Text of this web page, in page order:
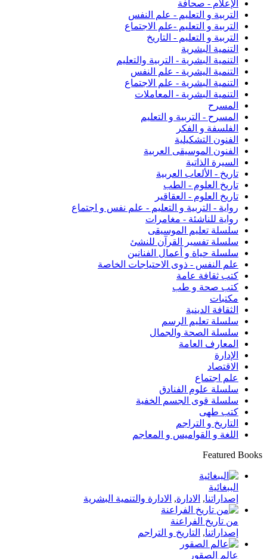
الإعلام - صحافة
التربية و التعليم - علم النفس
التربية و التعليم -علم الاجتماع
التربية و التعليم - التاريخ
التنمية البشرية
التنمية البشرية - التربية والتعليم
التنمية اليشرية - علم النفس
التنمية البشرية - علم الاجتماع
التنمية البشرية - المعاملات
المسرح
المسرح - التربية و التعليم
الفلسفة و الفكر
الفنون التشكيلية
الفنون الموسيقى العربية
السيرة الذاتية
تاريخ - الألعاب العربية
تاريخ العلوم - الطب
تاريخ العلوم - العقاقير
رواية - التربية و التعليم - علم نفس و اجتماع
رواية للناشئة - مغامرات
سلسلة تعليم الموسيقى
سلسلة تفسير القرآن للنشئ
سلسلة حياة و أعمال الفنانين
علم النفس - ذوى الاحتياجات الخاصة
كتب ثقافة عامة
كتب صحة و طب
مكتبات
الثقافة الدينية
سلسلة تعليم الرسم
سلسلة الصحة والجمال
المعارف العامة
الإدارة
الاقتصاد
علم اجتماع
سلسلة علوم الفنادق
سلسلة قوى الجسم الخفية
كتب طهى
التاريخ و التراجم
اللغة و القواميس و المعاجم
Featured Books
الببغائية
إصداراتنا, الادارة, الادارة والتنمية البشرية
من تاريخ الفراعنة
إصداراتنا, التاريخ و التراجم
عالم الصقور